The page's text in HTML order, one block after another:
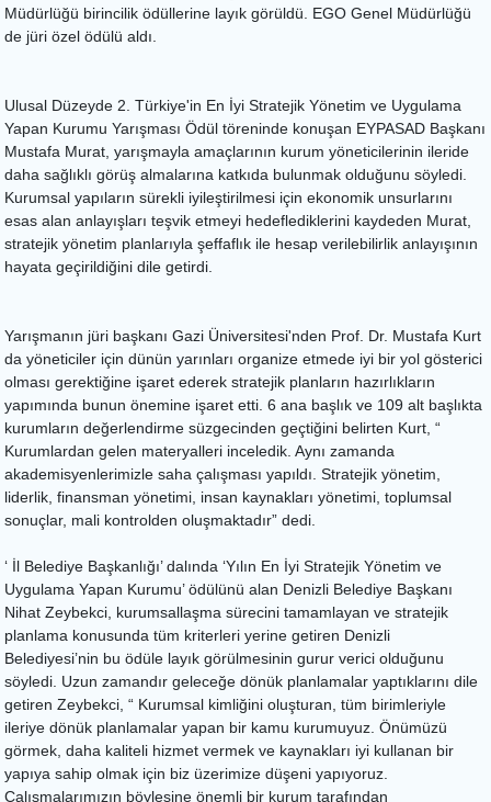
Müdürlüğü birincilik ödüllerine layık görüldü. EGO Genel Müdürlüğü
de jüri özel ödülü aldı.
Ulusal Düzeyde 2. Türkiye'in En İyi Stratejik Yönetim ve Uygulama
Yapan Kurumu Yarışması Ödül töreninde konuşan EYPASAD Başkanı
Mustafa Murat, yarışmayla amaçlarının kurum yöneticilerinin ileride
daha sağlıklı görüş almalarına katkıda bulunmak olduğunu söyledi.
Kurumsal yapıların sürekli iyileştirilmesi için ekonomik unsurlarını
esas alan anlayışları teşvik etmeyi hedeflediklerini kaydeden Murat,
stratejik yönetim planlarıyla şeffaflık ile hesap verilebilirlik anlayışının
hayata geçirildiğini dile getirdi.
Yarışmanın jüri başkanı Gazi Üniversitesi'nden Prof. Dr. Mustafa Kurt
da yöneticiler için dünün yarınları organize etmede iyi bir yol gösterici
olması gerektiğine işaret ederek stratejik planların hazırlıkların
yapımında bunun önemine işaret etti. 6 ana başlık ve 109 alt başlıkta
kurumların değerlendirme süzgecinden geçtiğini belirten Kurt, “
Kurumlardan gelen materyalleri inceledik. Aynı zamanda
akademisyenlerimizle saha çalışması yapıldı. Stratejik yönetim,
liderlik, finansman yönetimi, insan kaynakları yönetimi, toplumsal
sonuçlar, mali kontrolden oluşmaktadır” dedi.
‘ İl Belediye Başkanlığı’ dalında ‘Yılın En İyi Stratejik Yönetim ve
Uygulama Yapan Kurumu’ ödülünü alan Denizli Belediye Başkanı
Nihat Zeybekci, kurumsallaşma sürecini tamamlayan ve stratejik
planlama konusunda tüm kriterleri yerine getiren Denizli
Belediyesi’nin bu ödüle layık görülmesinin gurur verici olduğunu
söyledi. Uzun zamandır geleceğe dönük planlamalar yaptıklarını dile
getiren Zeybekci, “ Kurumsal kimliğini oluşturan, tüm birimleriyle
ileriye dönük planlamalar yapan bir kamu kurumuyuz. Önümüzü
görmek, daha kaliteli hizmet vermek ve kaynakları iyi kullanan bir
yapıya sahip olmak için biz üzerimize düşeni yapıyoruz.
Çalışmalarımızın böylesine önemli bir kurum tarafından